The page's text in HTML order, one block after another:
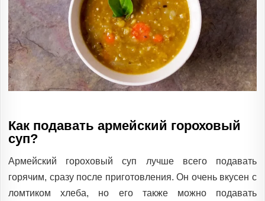
Как подавать армейский гороховый
суп?
Армейский гороховый суп лучше всего подавать
горячим, сразу после приготовления. Он очень вкусен с
ломтиком хлеба, но его также можно подавать